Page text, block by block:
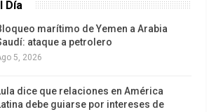
allá de aquella voluntad de pago,
con sentencias firmes –que
propia Suprema Corte de los
y los grandes centros
nos habían cerrado las
dudas que la deuda fue, es y
Día
marítimo de Yemen a Arabia
ataque a petrolero
5, 2026
dice que relaciones en América
debe guiarse por intereses de